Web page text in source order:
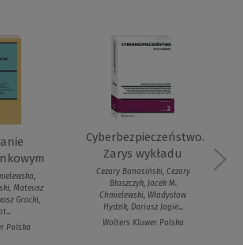
Mateusz
Gracki,
Polska
Cyberbezpieczeństwo.
Zarys wykładu
Cezary Banasiński, Cezary
Błaszczyk, Jacek M.
Chmielewski, Władysław
Hydzik, Dariusz Jagie...
Wolters Kluwer Polska